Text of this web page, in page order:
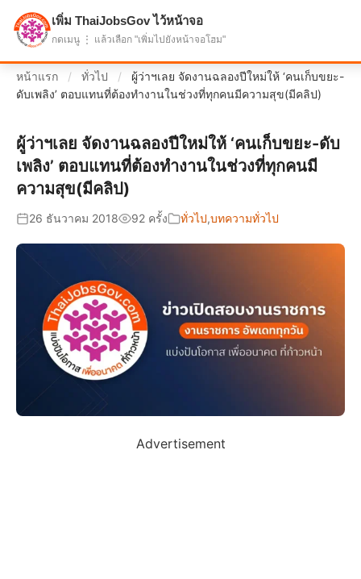
แบ่งปันโอกาส เพื่ออนาคตที่ก้าวหน้า
หน้าแรก / ทั่วไป /
ผู้ว่าฯเลย จัดงานฉลองปีใหม่ให้ ‘คนเก็บขยะ-
ดับเพลิง’ ตอบแทนที่ต้องทำงานในช่วงที่ทุกคนมีความสุข(มีคลิป)
ผู้ว่าฯเลย จัดงานฉลองปีใหม่ให้ ‘คนเก็บขยะ-ดับ
เพลิง’ ตอบแทนที่ต้องทำงานในช่วงที่ทุกคนมี
ความสุข(มีคลิป)
26 ธันวาคม 2018 92 ครั้ง ทั่วไป,บทความทั่วไป
Advertisement
เพิ่ม ThaiJobsGov ไว้หน้าจอ
กดเมนู ⋮ แล้วเลือก "เพิ่มไปยังหน้าจอโฮม"